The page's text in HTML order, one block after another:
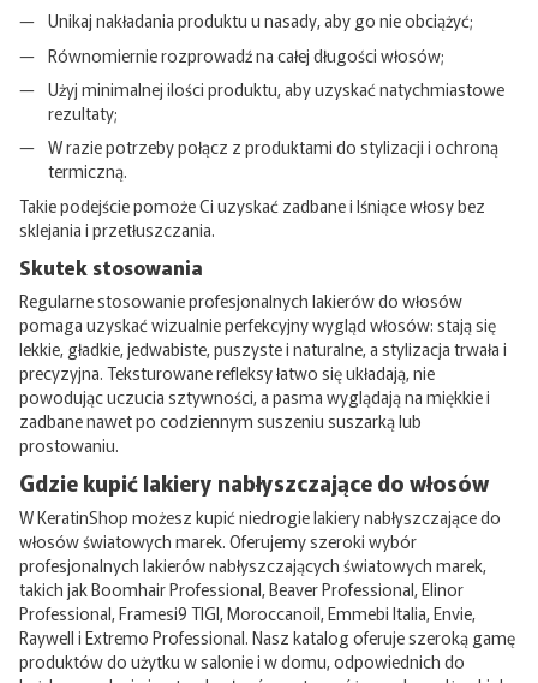
Unikaj nakładania produktu u nasady, aby go nie obciążyć;
Równomiernie rozprowadź na całej długości włosów;
Użyj minimalnej ilości produktu, aby uzyskać natychmiastowe
rezultaty;
W razie potrzeby połącz z produktami do stylizacji i ochroną
termiczną.
Takie podejście pomoże Ci uzyskać zadbane i lśniące włosy bez
sklejania i przetłuszczania.
Skutek stosowania
Regularne stosowanie profesjonalnych lakierów do włosów
pomaga uzyskać wizualnie perfekcyjny wygląd włosów: stają się
lekkie, gładkie, jedwabiste, puszyste i naturalne, a stylizacja trwała i
precyzyjna. Teksturowane refleksy łatwo się układają, nie
powodując uczucia sztywności, a pasma wyglądają na miękkie i
zadbane nawet po codziennym suszeniu suszarką lub
prostowaniu.
Gdzie kupić lakiery nabłyszczające do włosów
W KeratinShop możesz kupić niedrogie lakiery nabłyszczające do
włosów światowych marek. Oferujemy szeroki wybór
profesjonalnych lakierów nabłyszczających światowych marek,
takich jak Boomhair Professional, Beaver Professional, Elinor
Professional, Framesi9 TIGI, Moroccanoil, Emmebi Italia, Envie,
Raywell i Extremo Professional. Nasz katalog oferuje szeroką gamę
produktów do użytku w salonie i w domu, odpowiednich do